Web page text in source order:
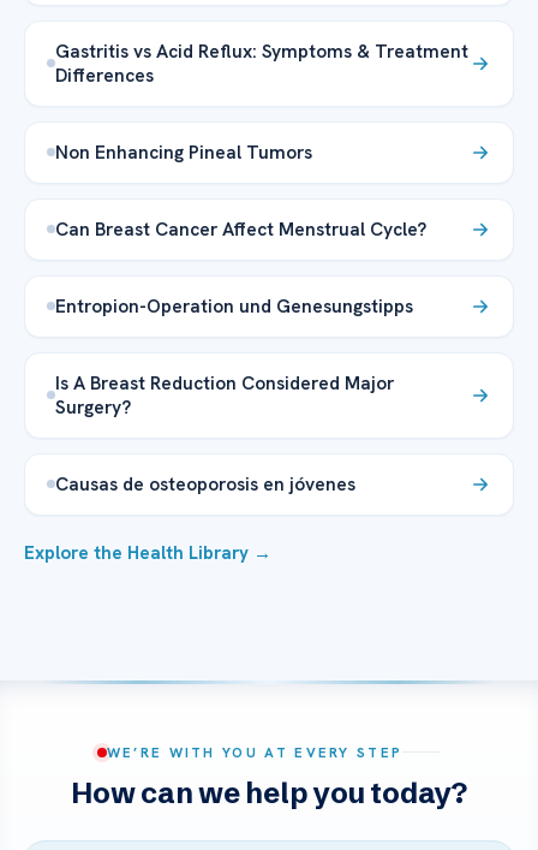
Gastritis vs Acid Reflux: Symptoms & Treatment
Differences
Non Enhancing Pineal Tumors
Can Breast Cancer Affect Menstrual Cycle?
Entropion-Operation und Genesungstipps
Is A Breast Reduction Considered Major
Surgery?
Causas de osteoporosis en jóvenes
Explore the Health Library →
WE’RE WITH YOU AT EVERY STEP
How can we help you today?